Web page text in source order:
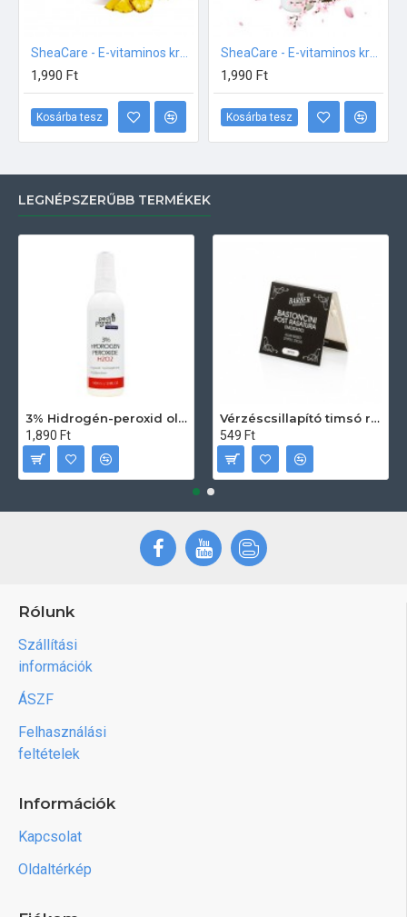
1,990 Ft
Kosárba tesz
1,990 Ft
Kosárba tesz
LEGNÉPSZERŰBB TERMÉKEK
3% Hidrogén-peroxid oldat (sebfertőtlenítő) 100ml
1,890 Ft
Vérzéscsillapító timsó rúd 20db
549 Ft
Rólunk
Szállítási
információk
ÁSZF
Felhasználási
feltételek
Információk
Kapcsolat
Oldaltérkép